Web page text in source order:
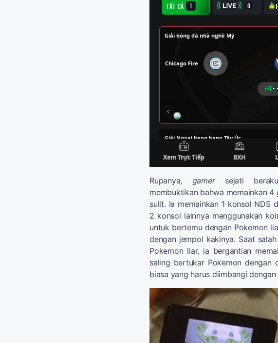
Rupanya, gamersejati
membuktikan bahwa memainkan 4
sulit. Ia memainkan 1 konsol NDS
2 konsol lainnya menggunakan
untuk bertemu dengan Pokemon
dengan jempol kakinya. Saat
Pokemon liar, ia bergantian
saling bertukar Pokemon dengan
biasa yang harus diimbangi